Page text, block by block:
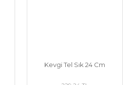
Kevgi Tel Sık 24 Cm